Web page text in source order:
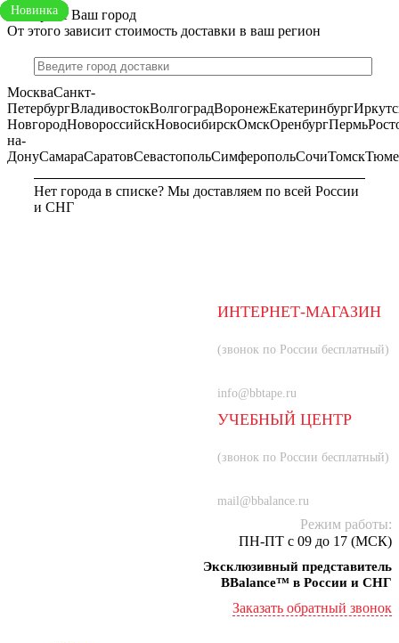
Выберите Ваш город
От этого зависит стоимость доставки в ваш регион
МоскваСанкт-
ПетербургВладивостокВолгоградВоронежЕкатеринбург
НовгородНовороссийскНовосибирскОмскОренбургПермь
на-
ДонуСамараСаратовСевастопольСимферопольСочиТомск
Нет города в списке? Мы доставляем по всей России
и СНГ
ИНТЕРНЕТ-МАГАЗИН
(звонок по России бесплатный)
info@bbtape.ru
УЧЕБНЫЙ ЦЕНТР
(звонок по России бесплатный)
mail@bbalance.ru
Режим работы:
ПН-ПТ с 09 до 17 (МСК)
Эксклюзивный представитель
BBalance™ в России и СНГ
Заказать обратный звонок
ХИТ
Новинка
Новинка
Новинка
Новинка
Новинка